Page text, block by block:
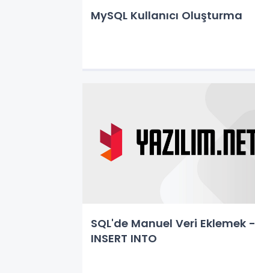
MySQL Kullanıcı Oluşturma
SQL'de Manuel Veri Eklemek -
INSERT INTO